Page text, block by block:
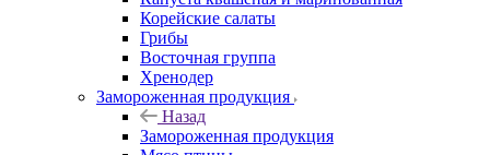
Корейские салаты
Грибы
Восточная группа
Хренодер
Замороженная продукция
Назад
Замороженная продукция